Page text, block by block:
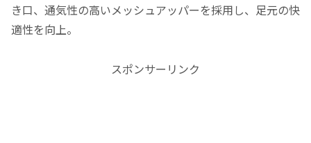
き口、通気性の高いメッシュアッパーを採用し、足元の快
適性を向上。​
スポンサーリンク